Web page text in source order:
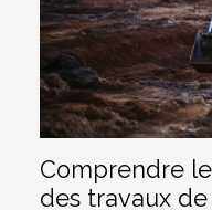
Comprendre
des travaux